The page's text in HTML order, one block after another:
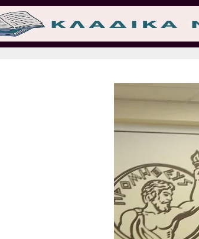
Σωματεία Εμπ.